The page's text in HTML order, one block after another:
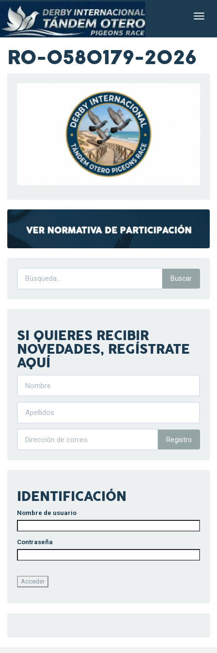
RO-0580179-2026
SI QUIERES RECIBIR
NOVEDADES, REGÍSTRATE
AQUÍ
Registro
IDENTIFICACIÓN
Nombre de usuario
Contraseña